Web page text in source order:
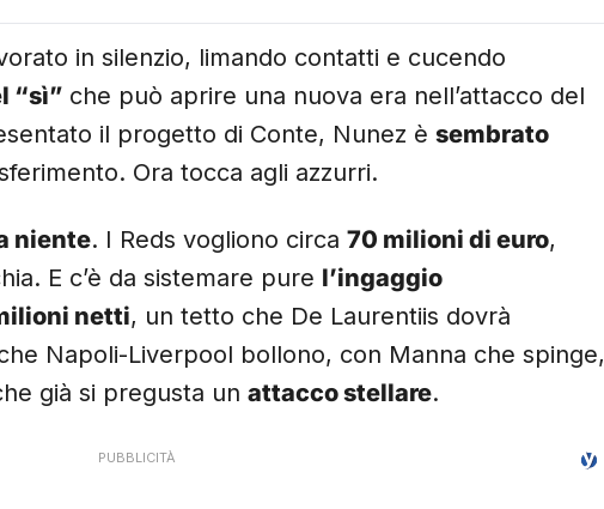
in silenzio, limando contatti e cucendo
“sì” che può aprire una nuova era nell’attacco del
il progetto di Conte, Nunez è sembrato
Ora tocca agli azzurri.
niente. I Reds vogliono circa 70 milioni di euro,
E c’è da sistemare pure l’ingaggio
netti, un tetto che De Laurentiis dovrà
Napoli-Liverpool bollono, con Manna che spinge,
già si pregusta un attacco stellare.